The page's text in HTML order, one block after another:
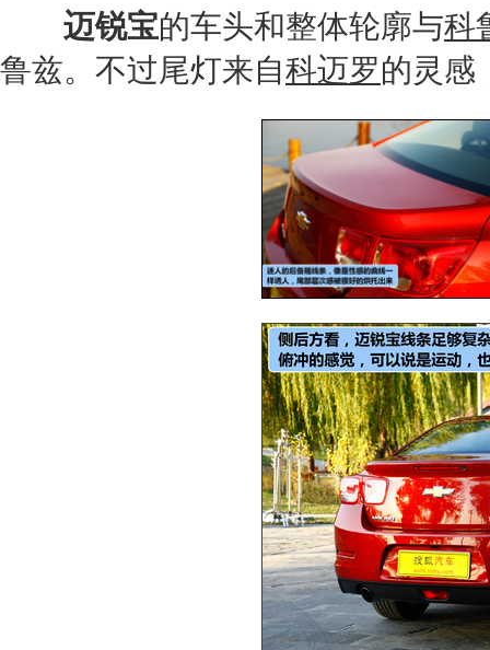
迈锐宝的车头和整体轮廓与科
鲁兹。不过尾灯来自科迈罗的灵感